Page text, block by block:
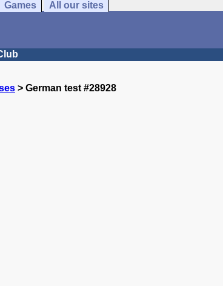
Games All our sites
> German test #28928